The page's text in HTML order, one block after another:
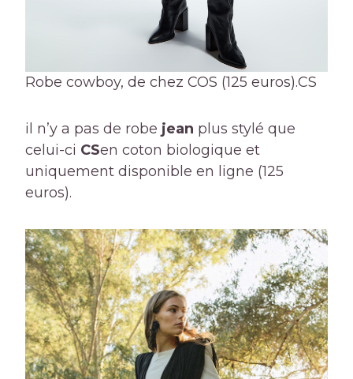
Robe cowboy, de chez COS (125 euros).CS
il n’y a pas de robe jean plus stylé que
celui-ci CSen coton biologique et
uniquement disponible en ligne (125
euros).